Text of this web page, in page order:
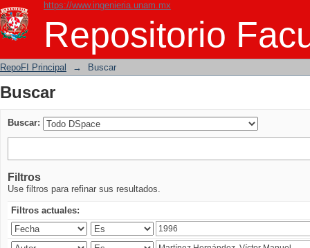
https://www.ingenieria.unam.mx
Repositorio
Buscar
RepoFI Principal → Buscar
Buscar
Buscar:
Filtros
Use filtros para refinar sus resultados.
Filtros actuales: